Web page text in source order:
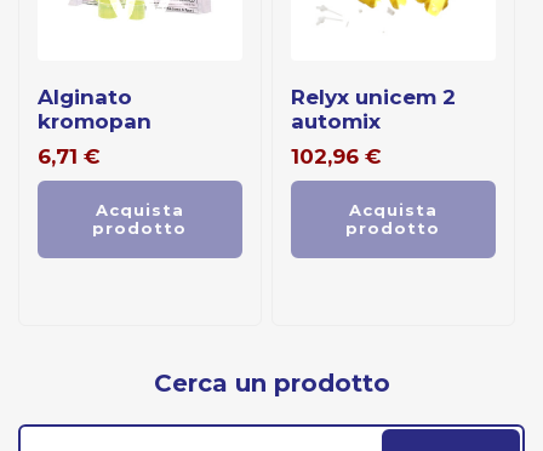
alginato
kromopan
6,71 €
Acquista
prodotto
relyx unicem 2
automix
102,96 €
Acquista
prodotto
Cerca un prodotto
Cerca: